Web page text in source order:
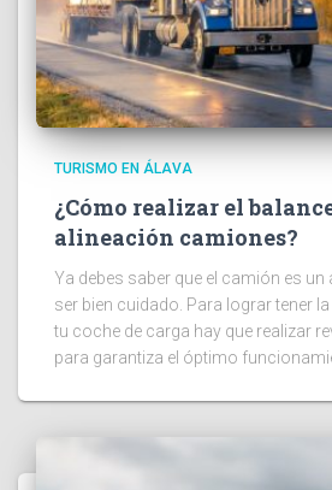
TURISMO EN ÁLAVA
¿Cómo realizar el
alineación camiones?
Ya debes saber que el camión es un
ser bien cuidado. Para lograr tener
tu coche de carga hay que realizar
para garantiza el óptimo